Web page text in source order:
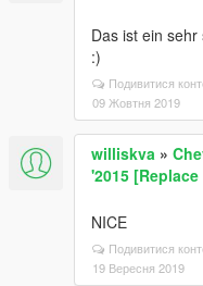
Das ist ein
:)
Подивитися
09 Жовтня 2019
williskva »
'2015
NICE
Подивитися
19 Вересня 2019